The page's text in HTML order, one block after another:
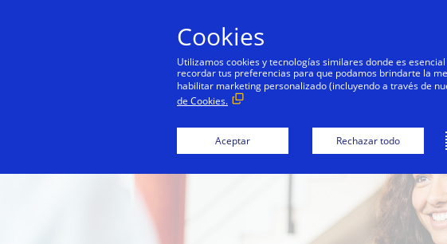
Personas
Cookies
Utilizamos cookies y tecnologías similares donde es
recordar tus preferencias para que podamos brindarte la
habilitar marketing personalizado (incluyendo a través de
de Cookies.
Aceptar Rechazar todo